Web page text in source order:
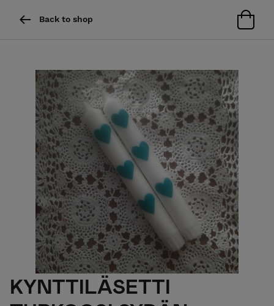
Back to shop
KYNTTILÄSETTI